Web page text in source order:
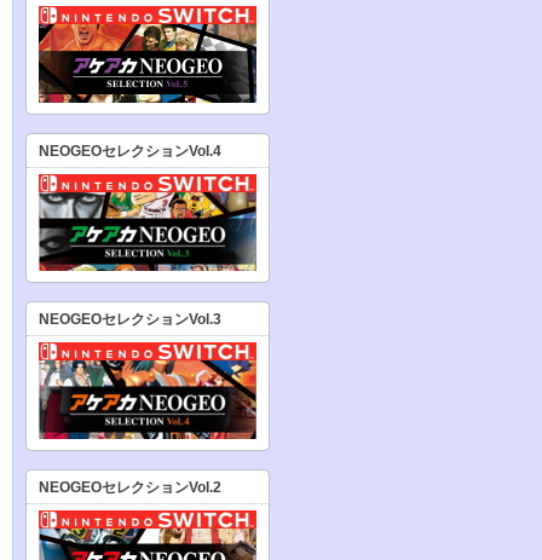
NEOGEOセレクションVol.4
NEOGEOセレクションVol.3
NEOGEOセレクションVol.2